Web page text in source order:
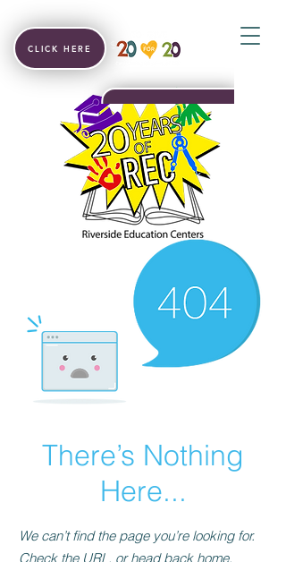
CLICK HERE
There’s Nothing
Here...
We can’t find the page you’re looking for.
Check the URL, or head back home.